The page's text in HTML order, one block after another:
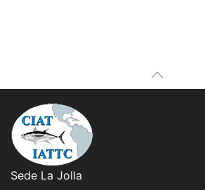
Sede La Jolla